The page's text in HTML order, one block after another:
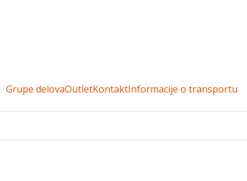
Grupe delovaOutletKontaktInformacije o transportu